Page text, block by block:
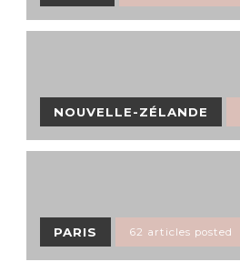
NOUVELLE-ZÉLANDE
PARIS 62 articles posted